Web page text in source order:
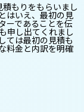
もりをもらいまし
はいえ、最初の見
ーであることを伝
申し出てくれまし
ては最初の見積も
料金と内訳を明確